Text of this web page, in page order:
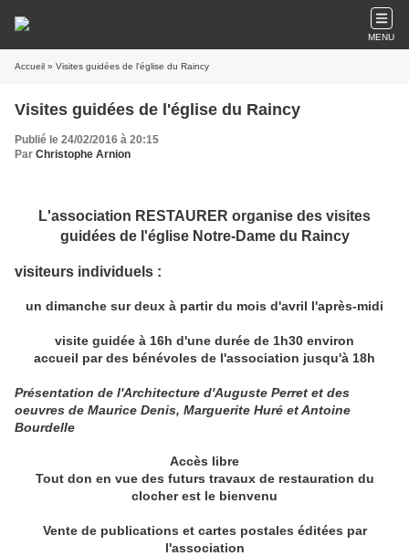
MENU
Accueil » Visites guidées de l'église du Raincy
Visites guidées de l'église du Raincy
Publié le 24/02/2016 à 20:15
Par Christophe Arnion
L'association RESTAURER organise des visites
guidées de l'église Notre-Dame du Raincy
visiteurs individuels :
un dimanche sur deux à partir du mois d'avril l'après-midi
visite guidée à 16h d'une durée de 1h30 environ
accueil par des bénévoles de l'association jusqu'à 18h
Présentation de l'Architecture d'Auguste Perret et des
oeuvres de Maurice Denis, Marguerite Huré et Antoine
Bourdelle
Accès libre
Tout don en vue des futurs travaux de restauration du
clocher est le bienvenu
Vente de publications et cartes postales éditées par
l'association